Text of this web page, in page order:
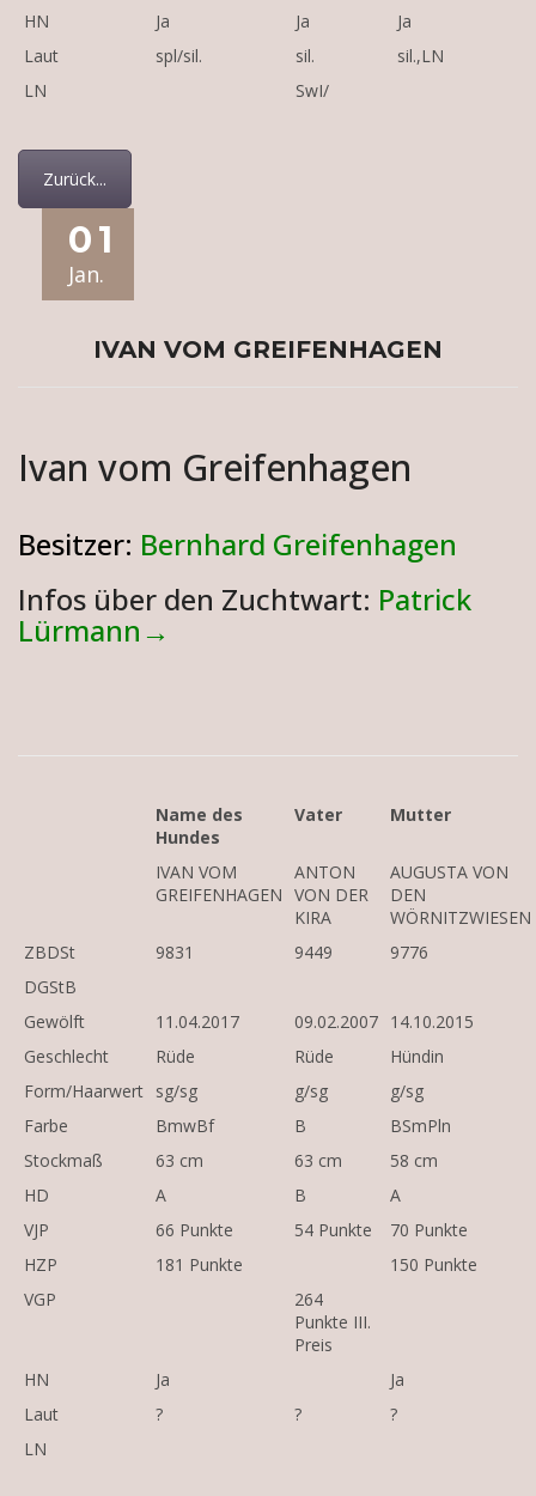
HN
Ja Ja
Ja
Laut
spl/sil. sil.
sil.,LN
LN
SwI/
Zurück...
01
Jan.
IVAN VOM GREIFENHAGEN
Ivan vom Greifenhagen
Besitzer: Bernhard Greifenhagen
Infos über den Zuchtwart: Patrick
Lürmann →
Name des
Hundes
Vater Mutter
IVAN VOM
GREIFENHAGEN
ANTON
VON DER
KIRA
AUGUSTA VON
DEN
WÖRNITZWIESEN
ZBDSt
9831 9449
9776
DGStB
Gewölft
11.04.2017 09.02.2007 14.10.2015
Geschlecht
Rüde Rüde
Hündin
Form/Haarwert sg/sg g/sg
g/sg
Farbe
BmwBf B
BSmPln
Stockmaß
63 cm 63 cm
58 cm
HD
A B
A
VJP
66 Punkte 54 Punkte
70 Punkte
HZP
181 Punkte
150 Punkte
VGP
264
Punkte III.
Preis
HN
Ja
Ja
Laut
? ?
?
LN